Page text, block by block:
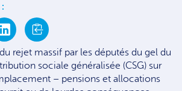
du rejet massif par les députés du gel du
sociale généralisée (CSG) sur
– pensions et allocations